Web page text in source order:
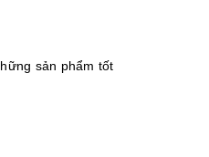
sản phẩm tốt